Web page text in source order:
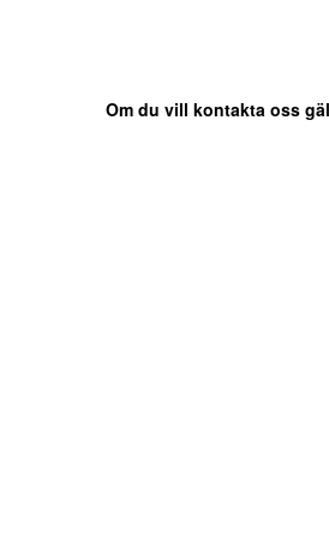
Om du vill kontakta oss